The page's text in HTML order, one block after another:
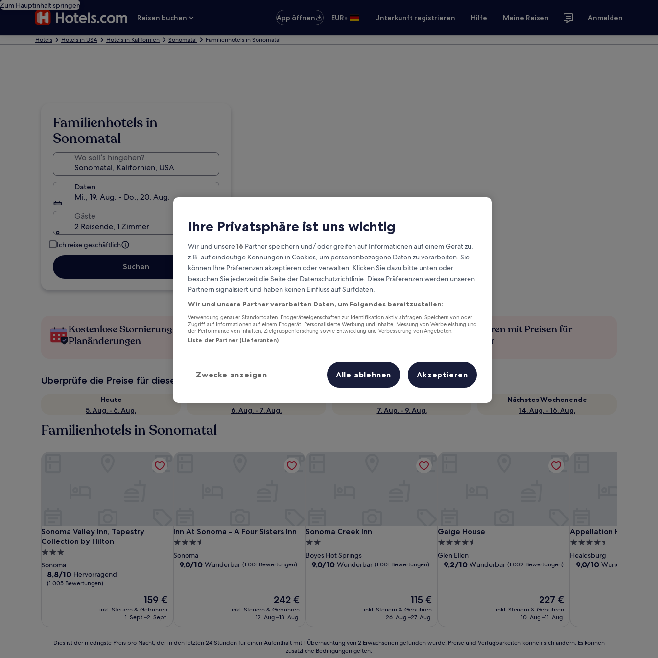
Zum Hauptinhalt springen
Reisen buchen
App öffnen EUR• Unterkunft registrieren Hilfe Meine Reisen Anmelden
Hotels Hotels in USA Hotels in Kalifornien Sonomatal Familienhotels in Sonomatal
Familienhotels in
Sonomatal
Wo soll’s hingehen?
Daten
Mi., 19. Aug. - Do., 20. Aug.
Gäste
2 Reisende, 1 Zimmer
Ich reise geschäftlich
Suchen
Kostenlose Stornierung bei
Planänderungen
Verdiene Prämien für jede
wahrgenommene Übernachtung
Mehr sparen mit Preisen für
Mitglieder
Überprüfe die Preise für diese Daten
Heute
5. Aug. - 6. Aug.
6. Aug. - 7. Aug.
7. Aug. - 9. Aug.
Nächstes Wochenende
14. Aug. - 16. Aug.
Familienhotels in Sonomatal
Sonoma Valley Inn, Tapestry
Collection by Hilton
Sonoma Valley Inn, Tapestry Collection by Hilton
3.0-
Sterne-
Unterkunft
Sonoma
8.8
von
8,8/10 Hervorragend
(1.005 Bewertungen)
Der
Preis
beträgt
159 €
inkl. Steuern & Gebühren
1. Sept.–2. Sept.
Sonoma Valley Inn, Tapestry Collection by Hilton
Inn At Sonoma - A Four Sisters Inn
Inn At Sonoma - A Four Sisters Inn
3.5-
Sterne-
Unterkunft
Sonoma
9.0
9,0/10 Wunderbar (1.001 Bewertungen)
Der
Preis
beträgt
242 €
inkl. Steuern & Gebühren
12. Aug.–13. Aug.
Inn At Sonoma - A Four Sisters Inn
Sonoma Creek Inn
Sonoma Creek Inn
2.0-
Sterne-
Unterkunft
Boyes Hot Springs
9.0
9,0/10 Wunderbar (1.001 Bewertungen)
Der
Preis
beträgt
115 €
inkl. Steuern & Gebühren
26. Aug.–27. Aug.
Gaige House
Gaige House
4.5-
Sterne-
Unterkunft
Glen Ellen
9.2
9,2/10 Wunderbar (1.002 Bewertungen)
Der
Preis
beträgt
227 €
inkl. Steuern & Gebühren
10. Aug.–11. Aug.
Appellation Healdsburg
Appellation Healdsburg
4.5-
Sterne-
Unterkunft
Healdsburg
9.0
9,0/10 Wunderbar
Dies ist der niedrigste Preis pro Nacht, der in den letzten 24 Stunden für einen Aufenthalt mit 1 Übernachtung von 2 Erwachsenen gefunden wurde. Preise und Verfügbarkeiten können sich ändern. Es können
zusätzliche Bedingungen gelten.
Ihre Privatsphäre ist uns wichtig
Wir und unsere16 Partner speichern und/ oder greifen auf Informationen auf einem Gerät zu,
z.B. auf eindeutige Kennungen in Cookies, um personenbezogene Daten zu verarbeiten. Sie
können Ihre Präferenzen akzeptieren oder verwalten. Klicken Sie dazu bitte unten oder
besuchen Sie jederzeit die Seite der Datenschutzrichtlinie. Diese Präferenzen werden unseren
Partnern signalisiert und haben keinen Einfluss auf Surfdaten.
Wir und unsere Partner verarbeiten Daten, um Folgendes bereitzustellen:
Verwendung genauer Standortdaten. Endgeräteeigenschaften zur Identifikation aktiv abfragen. Speichern von oder
Zugriff auf Informationen auf einem Endgerät. Personalisierte Werbung und Inhalte, Messung von Werbeleistung und
der Performance von Inhalten, Zielgruppenforschung sowie Entwicklung und Verbesserung von Angeboten.
Liste der Partner (Lieferanten)
Zwecke anzeigen Alle ablehnen Akzeptieren